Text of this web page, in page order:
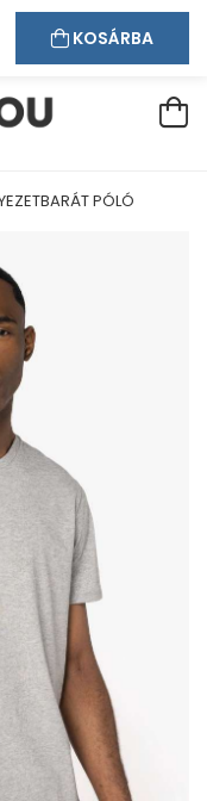
Regisztráció
PÓLÓ
KOSÁRBA